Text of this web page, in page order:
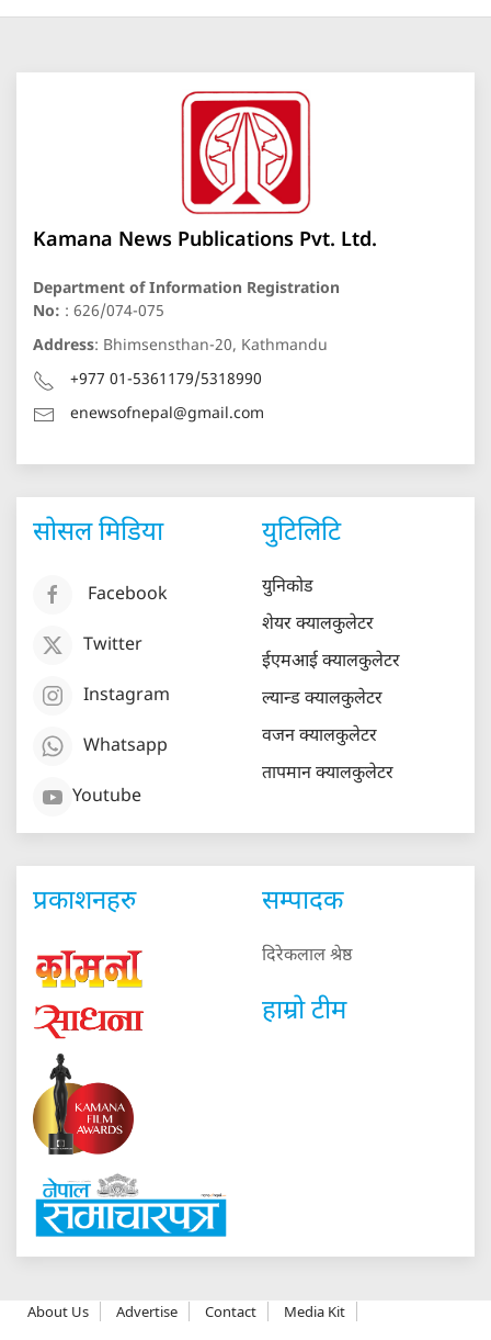
Kamana News Publications Pvt. Ltd.
Department of Information Registration
No: : 626/074-075
Address: Bhimsensthan-20, Kathmandu
+977 01-5361179/5318990
enewsofnepal@gmail.com
सोसल मिडिया
Facebook
Twitter
Instagram
Whatsapp
Youtube
युटिलिटि
युनिकोड
शेयर क्यालकुलेटर
ईएमआई क्यालकुलेटर
ल्यान्ड क्यालकुलेटर
वजन क्यालकुलेटर
तापमान क्यालकुलेटर
प्रकाशनहरु सम्पादक
दिरेकलाल श्रेष्ठ
हाम्रो टीम
About Us Advertise Contact Media Kit